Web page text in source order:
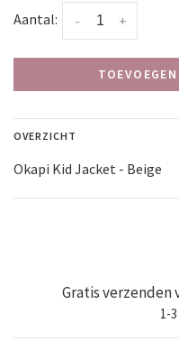
Aantal: +
-
OVERZICHT
Okapi Kid Jacket - Beige
Gratis verzenden
1-